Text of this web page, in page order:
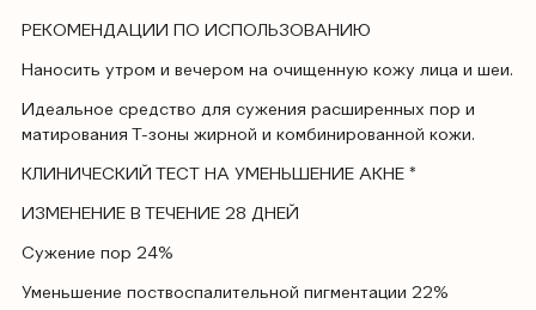
РЕКОМЕНДАЦИИ ПО ИСПОЛЬЗОВАНИЮ
Наносить утром и вечером на очищенную кожу лица и шеи.
Идеальное средство для сужения расширенных пор и
матирования Т-зоны жирной и комбинированной кожи.
КЛИНИЧЕСКИЙ ТЕСТ НА УМЕНЬШЕНИЕ АКНЕ *
ИЗМЕНЕНИЕ В ТЕЧЕНИЕ 28 ДНЕЙ
Сужение пор 24%
Уменьшение поствоспалительной пигментации 22%